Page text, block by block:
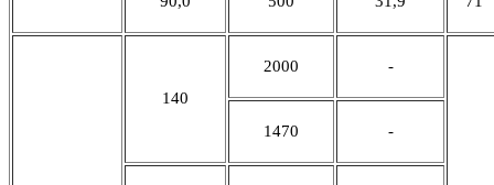
140
2000 -
1470 -